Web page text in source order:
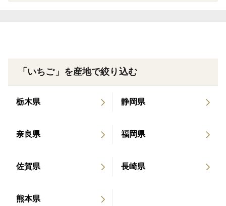
「いちご」を産地で絞り込む
栃木県 静岡県
奈良県 福岡県
佐賀県 長崎県
熊本県